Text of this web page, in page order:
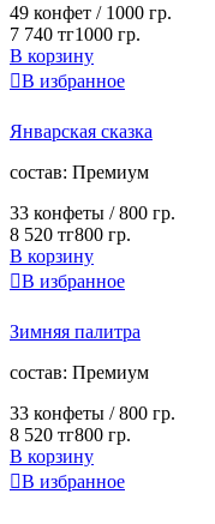
49 конфет / 1000 гр.
7 740 тг1000 гр.
В корзину
В избранное
Январская сказка
cостав: Премиум
33 конфеты /800 гр.
8 520 тг800 гр.
В корзину
В избранное
Зимняя палитра
cостав: Премиум
33 конфеты /800 гр.
8 520 тг800 гр.
В корзину
В избранное